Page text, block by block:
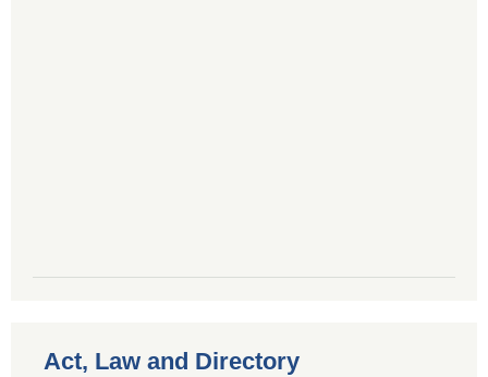
Act, Law and Directory